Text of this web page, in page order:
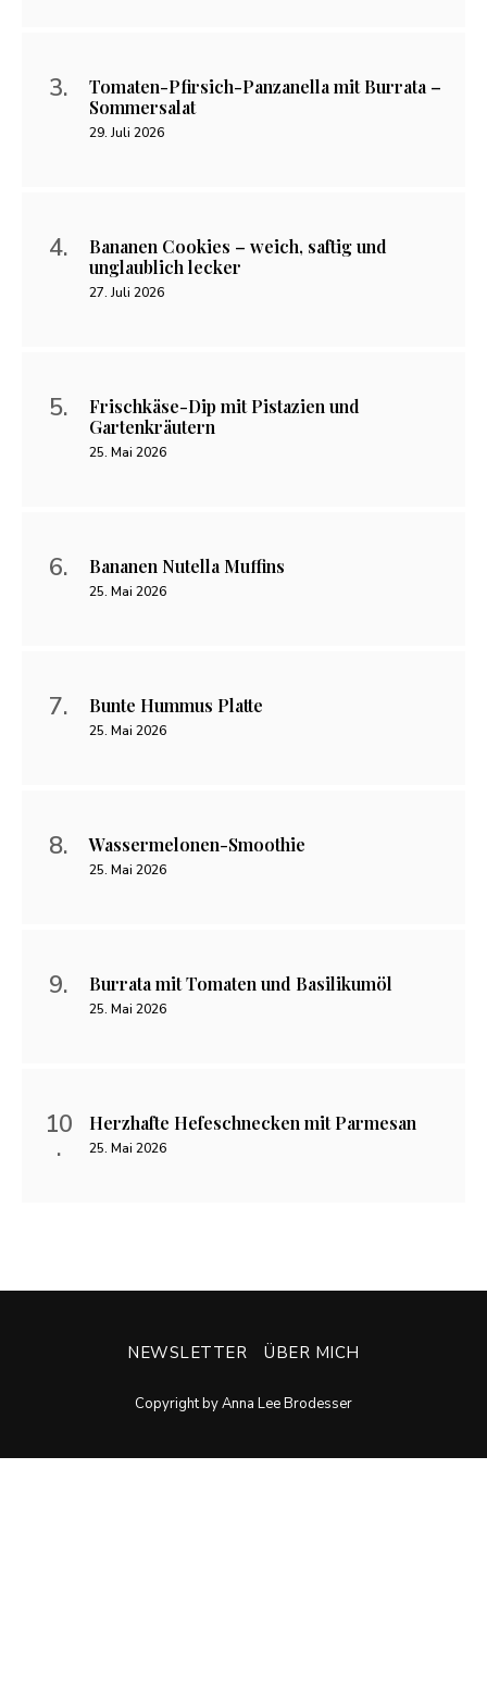
Tomaten-Pfirsich-Panzanella mit Burrata –
Sommersalat
29. Juli 2026
Bananen Cookies – weich, saftig und
unglaublich lecker
27. Juli 2026
Frischkäse-Dip mit Pistazien und
Gartenkräutern
25. Mai 2026
Bananen Nutella Muffins
25. Mai 2026
Bunte Hummus Platte
25. Mai 2026
Wassermelonen-Smoothie
25. Mai 2026
Burrata mit Tomaten und Basilikumöl
25. Mai 2026
Herzhafte Hefeschnecken mit Parmesan
25. Mai 2026
NEWSLETTER ÜBER MICH
Copyright by Anna Lee Brodesser